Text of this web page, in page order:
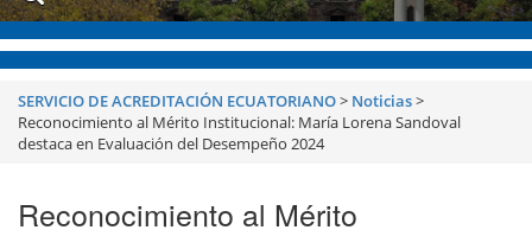
SERVICIO DE ACREDITACIÓN ECUATORIANO> Noticias>
Reconocimiento al Mérito Institucional: María Lorena Sandoval
destaca en Evaluación del Desempeño 2024
Reconocimiento al Mérito